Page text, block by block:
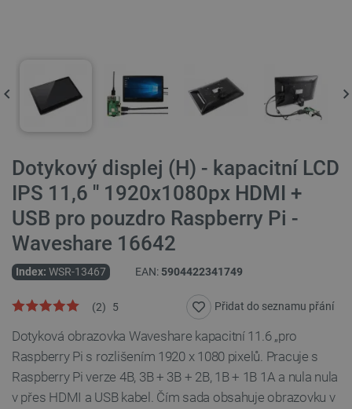
Dotykový displej (H) - kapacitní LCD
IPS 11,6 '' 1920x1080px HDMI +
USB pro pouzdro Raspberry Pi -
Waveshare 16642
Index: WSR-13467 EAN: 5904422341749
5
(2) Přidat do seznamu přání
Dotyková obrazovka Waveshare kapacitní 11.6 „pro
Raspberry Pi s rozlišením 1920 x 1080 pixelů. Pracuje s
Raspberry Pi verze 4B, 3B + 3B + 2B, 1B + 1B 1A a nula nula
v přes HDMI a USB kabel. Čím sada obsahuje obrazovku v